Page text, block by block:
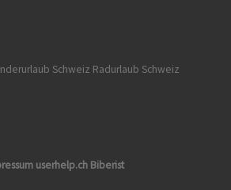
Schweiz Radurlaub Schweiz
userhelp.ch Biberist